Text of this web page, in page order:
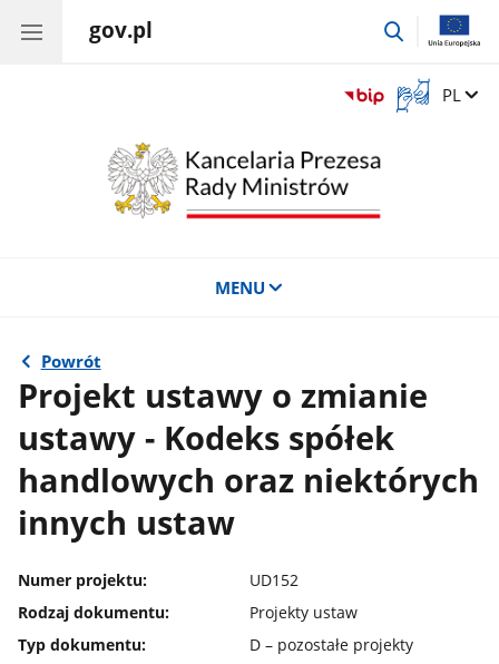
gov.pl
przejdź
Otwórz
okno
Zmień
PL
MENU
Powrót
Projekt ustawy o zmianie
ustawy - Kodeks spółek
handlowych oraz niektórych
innych ustaw
Numer projektu:
UD152
Rodzaj dokumentu:
Projekty ustaw
Typ dokumentu:
D – pozostałe projekty